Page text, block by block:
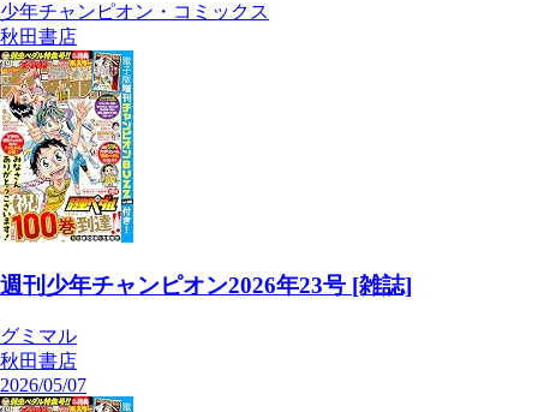
少年チャンピオン・コミックス
秋田書店
週刊少年チャンピオン2026年23号 [雑誌]
グミマル
秋田書店
2026/05/07